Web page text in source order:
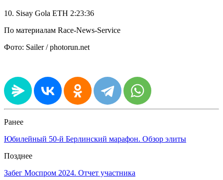
10. Sisay Gola ETH 2:23:36
По материалам Race-News-Service
Фото: Sailer / photorun.net
Ранее
Юбилейный 50-й Берлинский марафон. Обзор элиты
Позднее
Забег Моспром 2024. Отчет участника